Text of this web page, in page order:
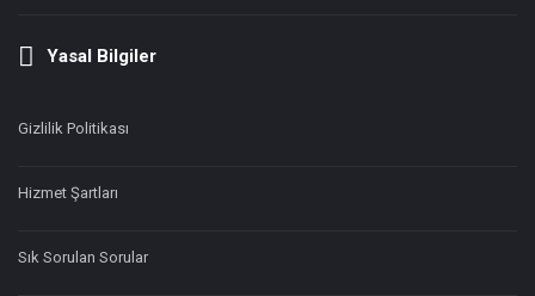
Yasal Bilgiler
Gizlilik Politikası
Hizmet Şartları
Sık Sorulan Sorular